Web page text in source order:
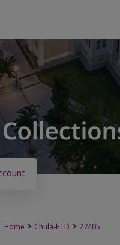
Home > Chula-ETD > 27405